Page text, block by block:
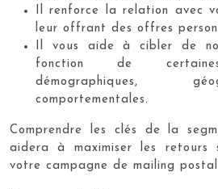
Il renforce la relation avec
leur offrant des offres
Il vous aide à cibler de
fonction de certaines
démographiques,
comportementales.
Comprendre les clés de la
aidera à maximiser les retours
votre campagne de mailing